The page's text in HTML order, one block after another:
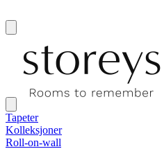
Tapeter
Kolleksjoner
Roll-on-wall